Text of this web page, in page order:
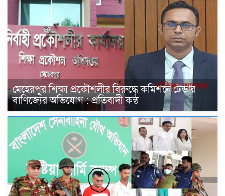
মেহেরপুর শিক্ষা প্রকৌশলীর বিরুদ্ধে কমিশনে টেন্ডার
বাণিজ্যের অভিযোগ : প্রতিবাদী কন্ঠ